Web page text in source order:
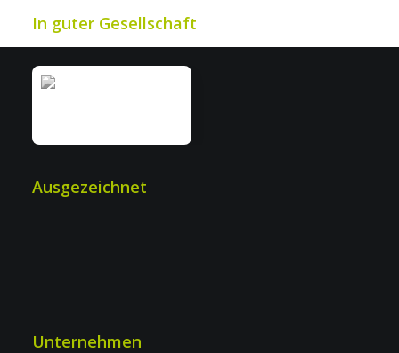
In guter Gesellschaft
Ausgezeichnet
Unternehmen